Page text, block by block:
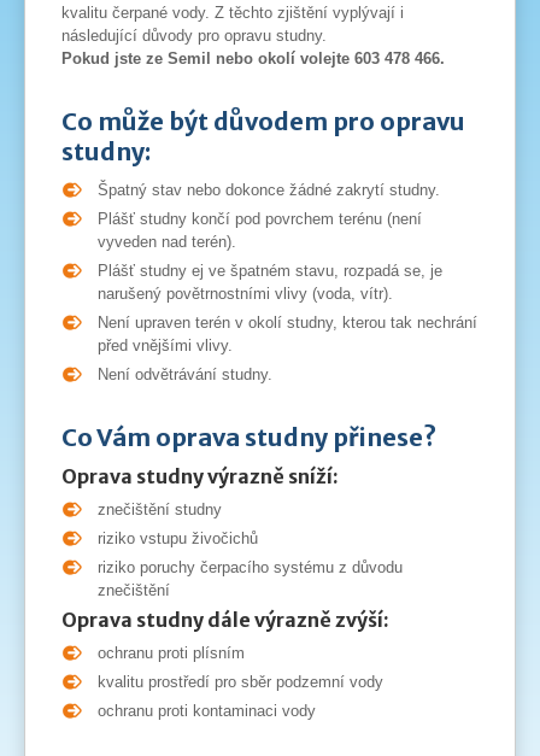
kvalitu čerpané vody. Z těchto zjištění vyplývají i
následující důvody pro opravu studny.
Pokud jste ze Semil nebo okolí volejte 603 478 466.
Co může být důvodem pro opravu
studny:
Špatný stav nebo dokonce žádné zakrytí studny.
Plášť studny končí pod povrchem terénu (není
vyveden nad terén).
Plášť studny ej ve špatném stavu, rozpadá se, je
narušený povětrnostními vlivy (voda, vítr).
Není upraven terén v okolí studny, kterou tak nechrání
před vnějšími vlivy.
Není odvětrávání studny.
Co Vám oprava studny přinese?
Oprava studny výrazně sníží:
znečištění studny
riziko vstupu živočichů
riziko poruchy čerpacího systému z důvodu
znečištění
Oprava studny dále výrazně zvýší:
ochranu proti plísním
kvalitu prostředí pro sběr podzemní vody
ochranu proti kontaminaci vody